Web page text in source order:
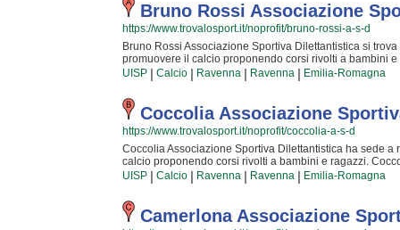
Bruno Rossi Associazione
https://www.trovalosport.it/noprofit/bruno-rossi-a-s-d
Bruno Rossi Associazione Sportiva Dilettantistica si
promuovere il calcio proponendo corsi rivolti a bambini
nella comunità di ravenna e al loro interno sono
fondamentali dello sport e l'importanza del lavoro di
e sono sicuramente i più adatti a sviluppare il talento
livelli di eccellenza. Per questo motivo Bruno Rossi
figlio all'interno dell'associazione, perché possa
di nuovi amici. Gli allenamenti si tengono al campo a
quelle della prima squadra, si svolgono generalmente
puoi andare al campo o inviare un messaggio cliccando
UISP | Calcio | Ravenna | Ravenna | Emilia-Romagna
Coccolia Associazione
https://www.trovalosport.it/noprofit/coccolia-a-s-d
Coccolia Associazione Sportiva Dilettantistica ha sede
calcio proponendo corsi rivolti a bambini e ragazzi.
ravenna ha educato generazioni di atleti,
squadra. I loro istruttori di calcio sono tra i più esperti e
talento dei bambini che iniziano a giocare e dei ragazzi
Coccolia Associazione Sportiva Dilettantistica sarà lieta
raggiungere il successo che merita in un ambiente
UISP | Calcio | Ravenna | Ravenna | Emilia-Romagna
Camerlona Associazione